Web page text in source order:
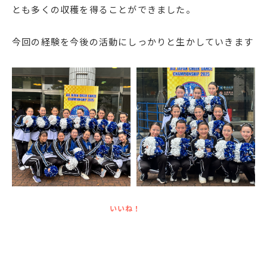
とも多くの収穫を得ることができました。
今回の経験を今後の活動にしっかりと生かしていきます
いいね！